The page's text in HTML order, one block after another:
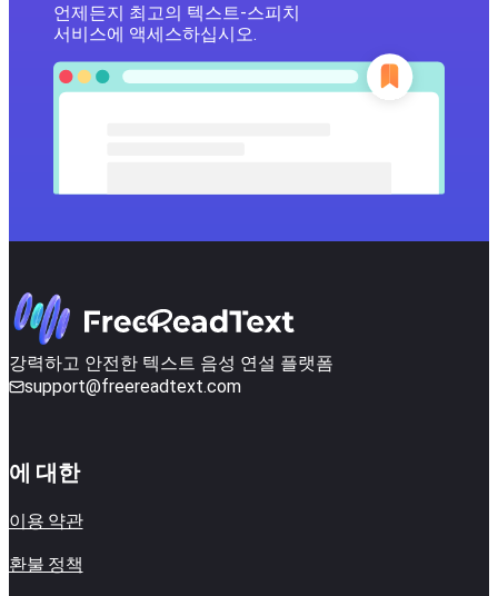
언제든지 최고의 텍스트-스피치
서비스에 액세스하십시오.
강력하고 안전한 텍스트 음성 연설 플랫폼
support@freereadtext.com
에 대한
이용 약관
환불 정책